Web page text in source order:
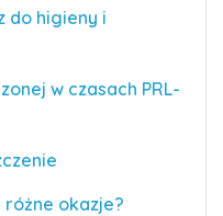
do higieny i
w czasach PRL-
różne okazje?